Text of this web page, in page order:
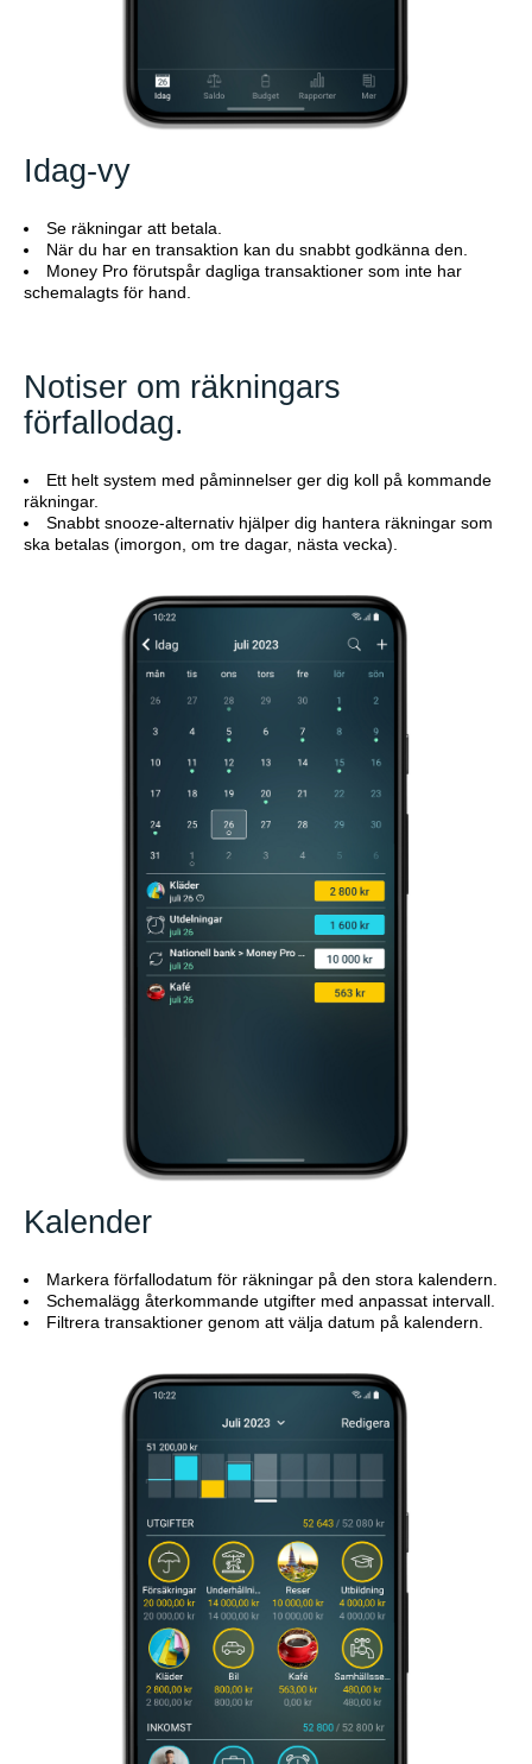
Idag-vy
Se räkningar att betala.
När du har en transaktion kan du snabbt godkänna den.
Money Pro förutspår dagliga transaktioner som inte har
schemalagts för hand.
Notiser om räkningars
förfallodag.
Ett helt system med påminnelser ger dig koll på kommande
räkningar.
Snabbt snooze-alternativ hjälper dig hantera räkningar som
ska betalas (imorgon, om tre dagar, nästa vecka).
Kalender
Markera förfallodatum för räkningar på den stora kalendern.
Schemalägg återkommande utgifter med anpassat intervall.
Filtrera transaktioner genom att välja datum på kalendern.